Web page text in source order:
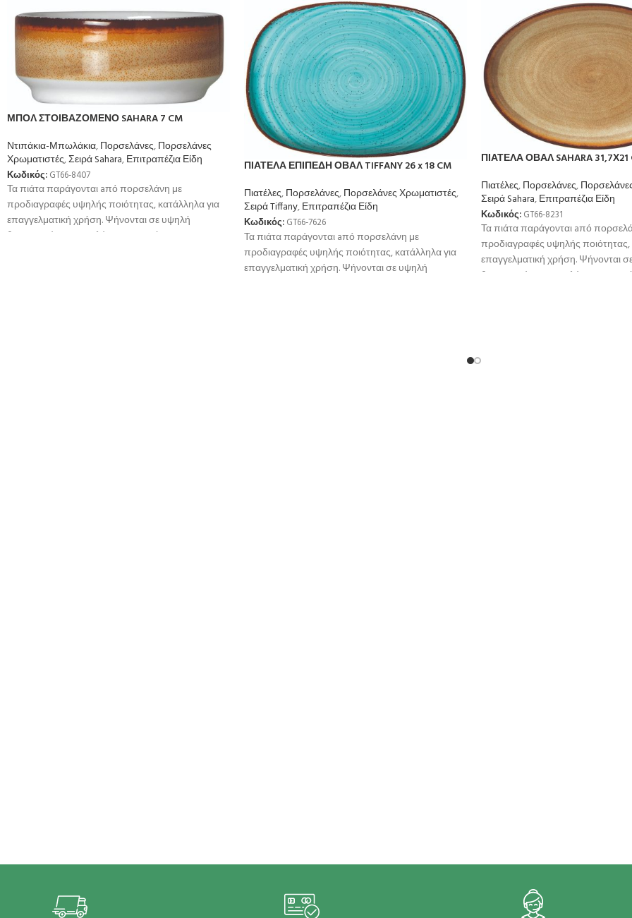
ΜΠΟΛ ΣΤΟΙΒΑΖΟΜΕΝΟ SAHARA 7 CM
Ντιπάκια-Μπωλάκια,Πορσελάνες,Πορσελάνες
Χρωματιστές,Σειρά Sahara,Επιτραπέζια Είδη
Κωδικός: GT66-8407
Τα πιάτα παράγονται aπό πορσελάνη με
προδιαγραφές υψηλής ποιότητας, κατάλληλα για
επαγγελματική χρήση. Ψήνονται σε υψηλή
θερμοκρσία για μεγαλύτερη αντοχή
ΠΙΑΤΕΛΑ ΕΠΙΠΕΔΗ ΟΒΑΛ TIFFANY 26 x 18 CM
Πιατέλες,Πορσελάνες,Πορσελάνες Χρωματιστές,
Σειρά Tiffany,Επιτραπέζια Είδη
Κωδικός: GT66-7626
Τα πιάτα παράγονται aπό πορσελάνη με
προδιαγραφές υψηλής ποιότητας, κατάλληλα για
επαγγελματική χρήση. Ψήνονται σε υψηλή
ΠΙΑΤΕΛΑ ΟΒΑΛ SAHARA 31,7Χ21
Πιατέλες,Πορσελάνες,
Σειρά Sahara,Επιτραπέζια Είδη
Κωδικός: GT66-8231
Τα πιάτα παράγονται aπό
προδιαγραφές υψηλής ποιότητας,
επαγγελματική χρήση. Ψήνονται
θερμοκρσία για μεγαλύτερη